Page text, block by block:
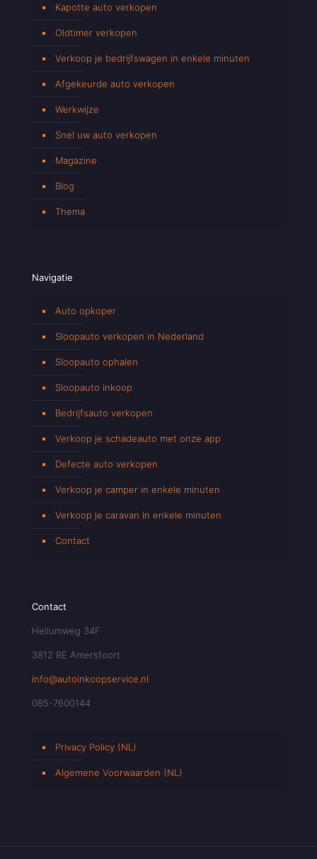
Kapotte auto verkopen
Oldtimer verkopen
Verkoop je bedrijfswagen in enkele minuten
Afgekeurde auto verkopen
Werkwijze
Snel uw auto verkopen
Magazine
Blog
Thema
Navigatie
Auto opkoper
Sloopauto verkopen in Nederland
Sloopauto ophalen
Sloopauto inkoop
Bedrijfsauto verkopen
Verkoop je schadeauto met onze app
Defecte auto verkopen
Verkoop je camper in enkele minuten
Verkoop je caravan in enkele minuten
Contact
Contact
Heliumweg 34F
3812 RE Amersfoort
info@autoinkoopservice.nl
085-7600144
Privacy Policy (NL)
Algemene Voorwaarden (NL)